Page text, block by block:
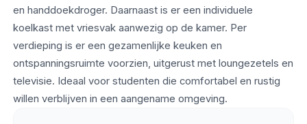
en handdoekdroger. Daarnaast is er een individuele
koelkast met vriesvak aanwezig op de kamer. Per
verdieping is er een gezamenlijke keuken en
ontspanningsruimte voorzien, uitgerust met loungezetels en
televisie. Ideaal voor studenten die comfortabel en rustig
willen verblijven in een aangename omgeving.